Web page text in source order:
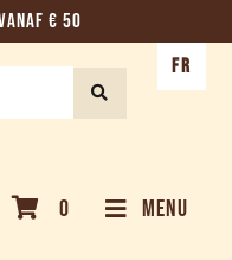
€ 50
0 MENU
FR